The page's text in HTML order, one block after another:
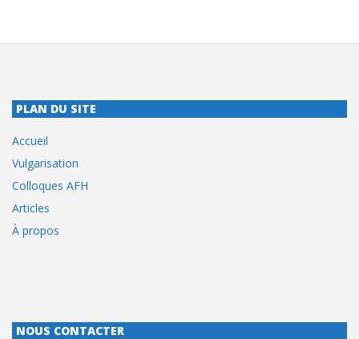
PLAN DU SITE
Accueil
Vulgarisation
Colloques AFH
Articles
À propos
NOUS CONTACTER